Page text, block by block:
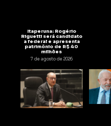
Itaperuna: Rogério
Riguetti será candidato
a federal e apresenta
patrimônio de R$ 40
milhões
7 de agosto de 2026